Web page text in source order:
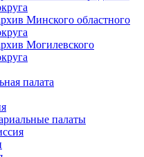
Минского областного
Могилевского
палата
палаты